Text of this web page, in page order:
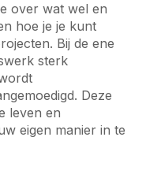
over wat wel en
hoe je je kunt
Bij de ene
sterk
Deze
leven en
eigen manier in te